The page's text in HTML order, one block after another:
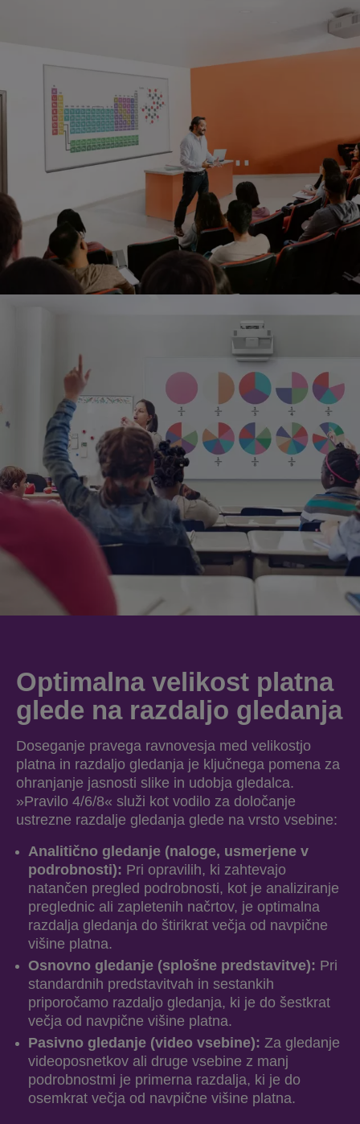
Optimalna velikost platna
glede na razdaljo gledanja
Doseganje pravega ravnovesja med velikostjo
platna in razdaljo gledanja je ključnega pomena za
ohranjanje jasnosti slike in udobja gledalca.
»Pravilo 4/6/8« služi kot vodilo za določanje
ustrezne razdalje gledanja glede na vrsto vsebine:
Analitično gledanje (naloge, usmerjene v
podrobnosti): Pri opravilih, ki zahtevajo
natančen pregled podrobnosti, kot je analiziranje
preglednic ali zapletenih načrtov, je optimalna
razdalja gledanja do štirikrat večja od navpične
višine platna.
Osnovno gledanje (splošne predstavitve): Pri
standardnih predstavitvah in sestankih
priporočamo razdaljo gledanja, ki je do šestkrat
večja od navpične višine platna.
Pasivno gledanje (video vsebine): Za gledanje
videoposnetkov ali druge vsebine z manj
podrobnostmi je primerna razdalja, ki je do
osemkrat večja od navpične višine platna.